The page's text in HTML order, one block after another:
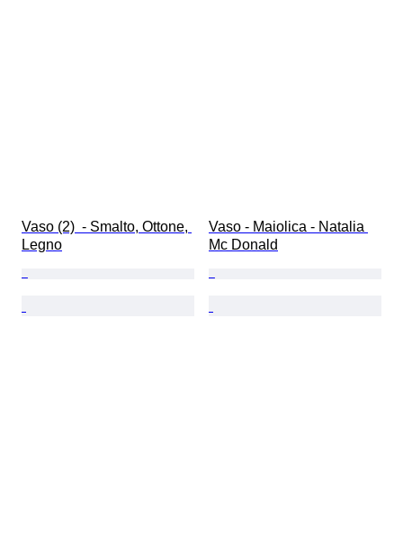
Vaso (2)  - Smalto, Ottone,
Legno
Vaso - Maiolica - Natalia
Mc Donald